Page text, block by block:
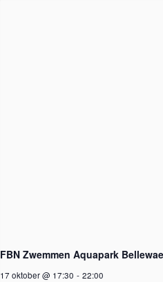
FBN Zwemmen Aquapark
17 oktober @ 17:30 - 22:00